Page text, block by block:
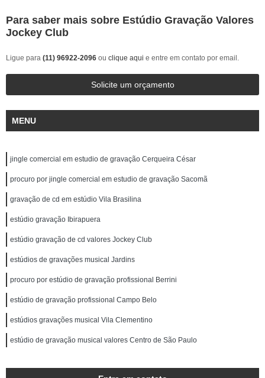
Para saber mais sobre Estúdio Gravação Valores
Jockey Club
Ligue para (11) 96922-2096 ou clique aqui e entre em contato por email.
Solicite um orçamento
MENU
jingle comercial em estudio de gravação Cerqueira César
procuro por jingle comercial em estudio de gravação Sacomã
gravação de cd em estúdio Vila Brasilina
estúdio gravação Ibirapuera
estúdio gravação de cd valores Jockey Club
estúdios de gravações musical Jardins
procuro por estúdio de gravação profissional Berrini
estúdio de gravação profissional Campo Belo
estúdios gravações musical Vila Clementino
estúdio de gravação musical valores Centro de São Paulo